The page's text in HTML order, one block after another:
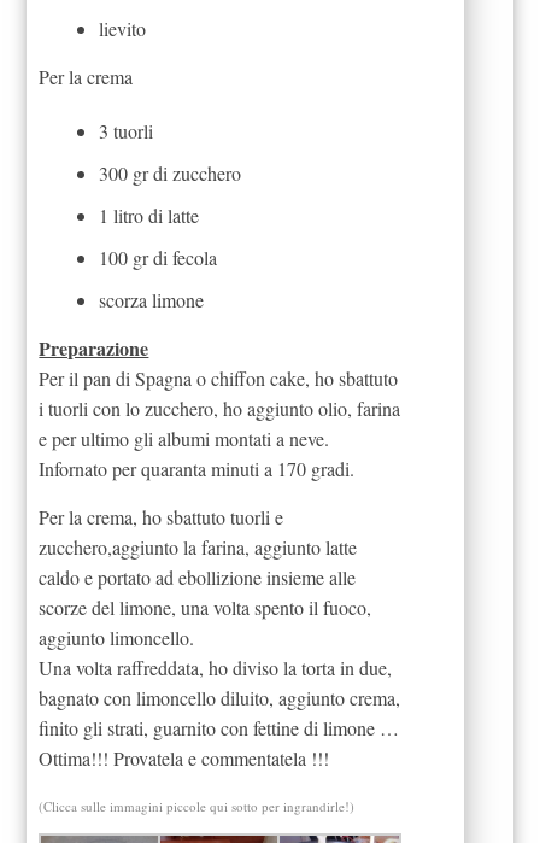
lievito
Per la crema
3 tuorli
300 gr di zucchero
1 litro di latte
100 gr di fecola
scorza limone
Preparazione
Per il pan di Spagna o chiffon cake, ho sbattuto
i tuorli con lo zucchero, ho aggiunto olio, farina
e per ultimo gli albumi montati a neve.
Infornato per quaranta minuti a 170 gradi.
Per la crema, ho sbattuto tuorli e
zucchero,aggiunto la farina, aggiunto latte
caldo e portato ad ebollizione insieme alle
scorze del limone, una volta spento il fuoco,
aggiunto limoncello.
Una volta raffreddata, ho diviso la torta in due,
bagnato con limoncello diluito, aggiunto crema,
finito gli strati, guarnito con fettine di limone …
Ottima!!! Provatela e commentatela !!!
(Clicca sulle immagini piccole qui sotto per ingrandirle!)